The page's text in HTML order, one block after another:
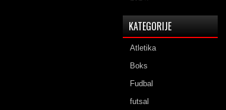
KATEGORIJE
Atletika
Boks
Fudbal
futsal